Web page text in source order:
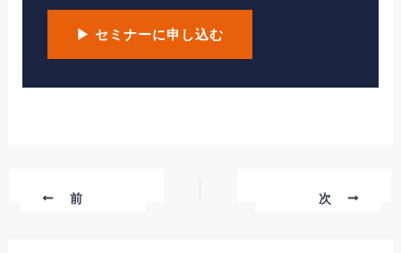
▶ セミナーに申し込む
前 次